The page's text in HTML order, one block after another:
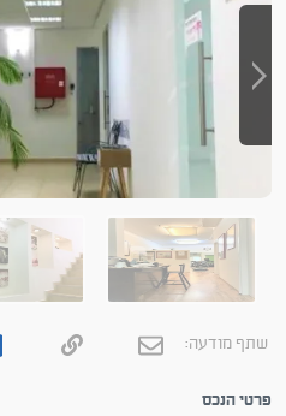
שתף מודעה:
פרטי הנכס